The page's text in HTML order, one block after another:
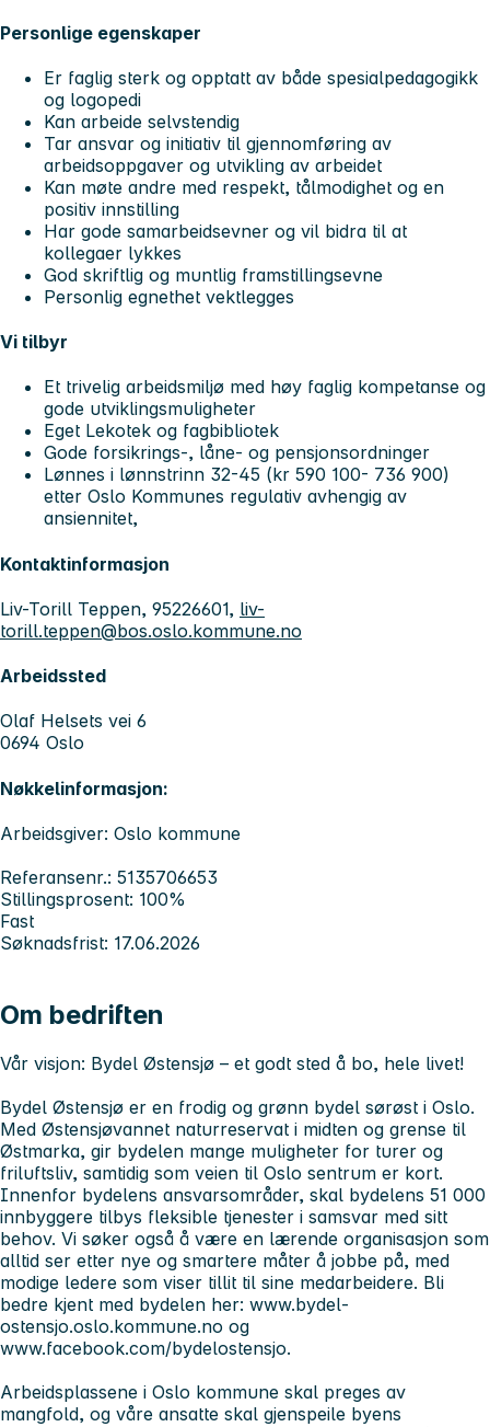
Personlige egenskaper
Er faglig sterk og opptatt av både spesialpedagogikk
og logopedi
Kan arbeide selvstendig
Tar ansvar og initiativ til gjennomføring av
arbeidsoppgaver og utvikling av arbeidet
Kan møte andre med respekt, tålmodighet og en
positiv innstilling
Har gode samarbeidsevner og vil bidra til at
kollegaer lykkes
God skriftlig og muntlig framstillingsevne
Personlig egnethet vektlegges
Vi tilbyr
Et trivelig arbeidsmiljø med høy faglig kompetanse og
gode utviklingsmuligheter
Eget Lekotek og fagbibliotek
Gode forsikrings-, låne- og pensjonsordninger
Lønnes i lønnstrinn 32-45 (kr 590 100- 736 900)
etter Oslo Kommunes regulativ avhengig av
ansiennitet,
Kontaktinformasjon
Liv-Torill Teppen, 95226601, liv-
torill.teppen@bos.oslo.kommune.no
Arbeidssted
Olaf Helsets vei 6
0694 Oslo
Nøkkelinformasjon:
Arbeidsgiver: Oslo kommune
Referansenr.: 5135706653
Stillingsprosent: 100%
Fast
Søknadsfrist: 17.06.2026
Om bedriften
Vår visjon: Bydel Østensjø – et godt sted å bo, hele livet!
Bydel Østensjø er en frodig og grønn bydel sørøst i Oslo.
Med Østensjøvannet naturreservat i midten og grense til
Østmarka, gir bydelen mange muligheter for turer og
friluftsliv, samtidig som veien til Oslo sentrum er kort.
Innenfor bydelens ansvarsområder, skal bydelens 51 000
innbyggere tilbys fleksible tjenester i samsvar med sitt
behov. Vi søker også å være en lærende organisasjon som
alltid ser etter nye og smartere måter å jobbe på, med
modige ledere som viser tillit til sine medarbeidere. Bli
bedre kjent med bydelen her: www.bydel-
ostensjo.oslo.kommune.no og
www.facebook.com/bydelostensjo.
Arbeidsplassene i Oslo kommune skal preges av
mangfold, og våre ansatte skal gjenspeile byens